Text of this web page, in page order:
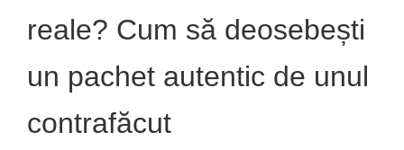
reale? Cum să deosebești
un pachet autentic de unul
contrafăcut